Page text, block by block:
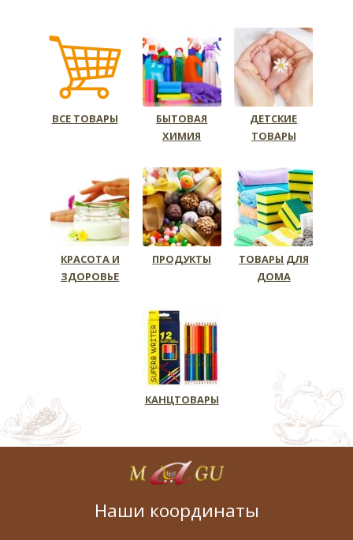
ВСЕ ТОВАРЫ
БЫТОВАЯ
ХИМИЯ
ДЕТСКИЕ
ТОВАРЫ
КРАСОТА И
ЗДОРОВЬЕ
ПРОДУКТЫ
ТОВАРЫ ДЛЯ
ДОМА
КАНЦТОВАРЫ
Наши координаты